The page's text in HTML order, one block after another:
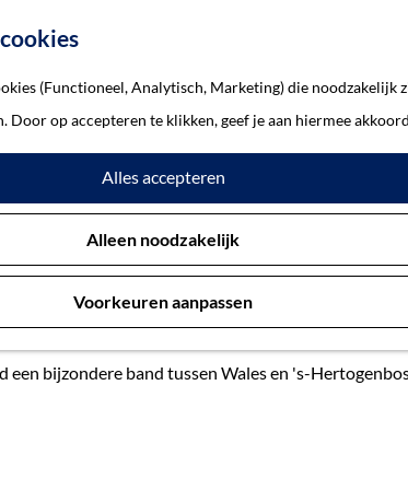
(Functioneel, Analytisch, Marketing) die noodzakelijk
op accepteren te klikken, geef je aan hiermee
Alles accepteren
Alleen noodzakelijk
Voorkeuren aanpassen
van ’s-
was chaotisch en ingrijpend. Zes dagen lang
een bijzondere band tussen Wales en 's-